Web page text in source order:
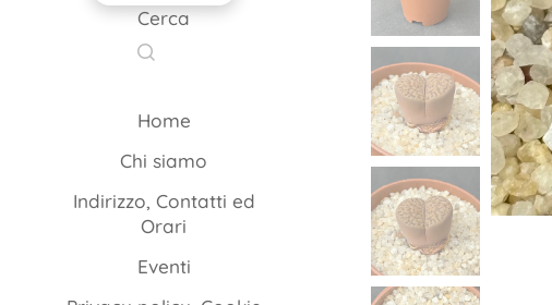
Cerca
Home
Chi siamo
Indirizzo, Contatti ed
Orari
Eventi